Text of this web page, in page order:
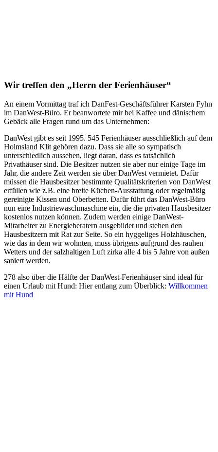
Wir treffen den „Herrn der Ferienhäuser“
An einem Vormittag traf ich DanFest-Geschäftsführer Karsten Fyhn
im DanWest-Büro. Er beanwortete mir bei Kaffee und dänischem
Gebäck alle Fragen rund um das Unternehmen:
DanWest gibt es seit 1995. 545 Ferienhäuser ausschließlich auf dem
Holmsland Klit gehören dazu. Dass sie alle so sympatisch
unterschiedlich aussehen, liegt daran, dass es tatsächlich
Privathäuser sind. Die Besitzer nutzen sie aber nur einige Tage im
Jahr, die andere Zeit werden sie über DanWest vermietet. Dafür
müssen die Hausbesitzer bestimmte Qualitätskriterien von DanWest
erfüllen wie z.B. eine breite Küchen-Ausstattung oder regelmäßig
gereinigte Kissen und Oberbetten. Dafür führt das DanWest-Büro
nun eine Industriewaschmaschine ein, die die privaten Hausbesitzer
kostenlos nutzen können. Zudem werden einige DanWest-
Mitarbeiter zu Energieberatern ausgebildet und stehen den
Hausbesitzern mit Rat zur Seite. So ein hyggeliges Holzhäuschen,
wie das in dem wir wohnten, muss übrigens aufgrund des rauhen
Wetters und der salzhaltigen Luft zirka alle 4 bis 5 Jahre von außen
saniert werden.
278 also über die Hälfte der DanWest-Ferienhäuser sind ideal für
einen Urlaub mit Hund: Hier entlang zum Überblick: Willkommen
mit Hund